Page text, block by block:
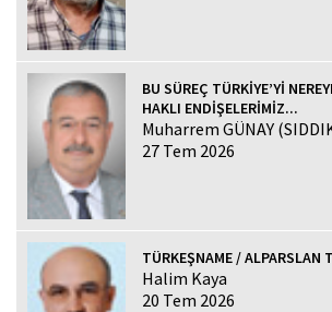
BU SÜREÇ TÜRKİYE’Yİ
HAKLI ENDİŞELERİMİZ...
Muharrem GÜNAY
27 Tem 2026
TÜRKEŞNAME / ALPARSLAN
Halim Kaya
20 Tem 2026